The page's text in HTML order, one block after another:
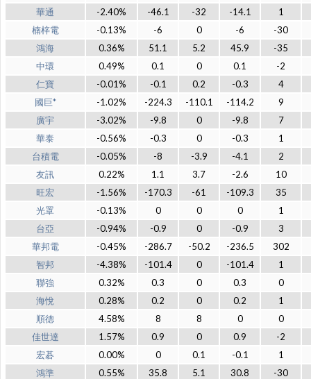
華通
-2.40% -46.1 -32 -14.1
1
楠梓電
-0.13% -6 0 -6
-30
鴻海
0.36% 51.1 5.2 45.9
-35
中環
0.49% 0.1 0 0.1
-2
仁寶
-0.01% -0.1 0.2 -0.3
4
國巨*
-1.02% -224.3 -110.1 -114.2
9
廣宇
-3.02% -9.8 0 -9.8
7
華泰
-0.56% -0.3 0 -0.3
1
台積電
-0.05% -8 -3.9 -4.1
2
友訊
0.22% 1.1 3.7 -2.6
10
旺宏
-1.56% -170.3 -61 -109.3
35
光罩
-0.13% 0 0 0
1
台亞
-0.94% -0.9 0 -0.9
3
華邦電
-0.45% -286.7 -50.2 -236.5
302
智邦
-4.38% -101.4 0 -101.4
1
聯強
0.32% 0.3 0 0.3
0
海悅
0.28% 0.2 0 0.2
1
順德
4.58% 8 8 0
0
佳世達
1.57% 0.9 0 0.9
-2
宏碁
0.00% 0 0.1 -0.1
1
鴻準
0.55% 35.8 5.1 30.8
-30